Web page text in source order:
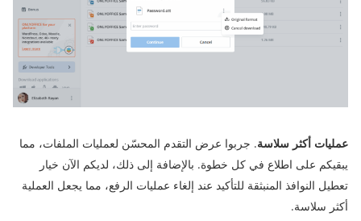
عمليات أكثر سلاسة. جربوا عرض التقدم المحسّن لعمليات الملفات، مما
يبقيكم على اطلاع في كل خطوة. بالإضافة إلى ذلك، لديكم الآن خيار
تعطيل النوافذ المنبثقة للتأكيد عند إلغاء عمليات الرفع، مما يجعل العملية
أكثر سلاسة.